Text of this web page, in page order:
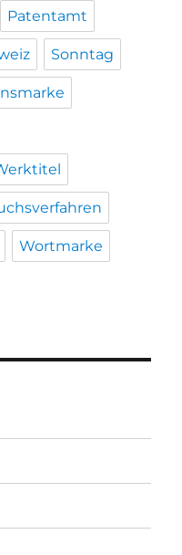
Patentamt
Sonntag
Wortmarke